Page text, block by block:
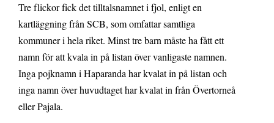
Tre flickor fick det tilltalsnamnet i fjol, enligt en
kartläggning från SCB, som omfattar samtliga
kommuner i hela riket. Minst tre barn måste ha fått ett
namn för att kvala in på listan över vanligaste namnen.
Inga pojknamn i Haparanda har kvalat in på listan och
inga namn över huvudtaget har kvalat in från Övertorneå
eller Pajala.